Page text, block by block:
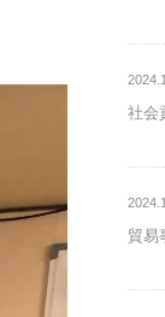
社会
貿易